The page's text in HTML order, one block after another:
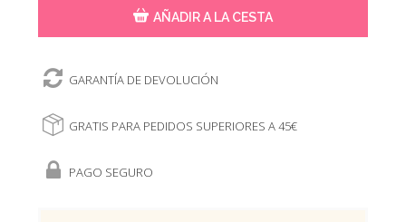
AÑADIR A LA CESTA
GARANTÍA DE DEVOLUCIÓN
GRATIS PARA PEDIDOS SUPERIORES A 45€
PAGO SEGURO